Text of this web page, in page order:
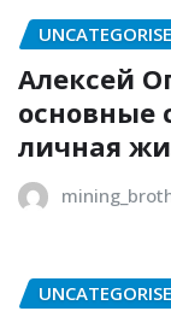
Алексей
основные
личная